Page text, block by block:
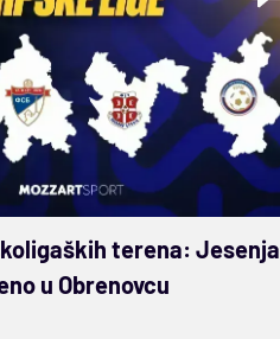
terena: Jesenja
u Obrenovcu